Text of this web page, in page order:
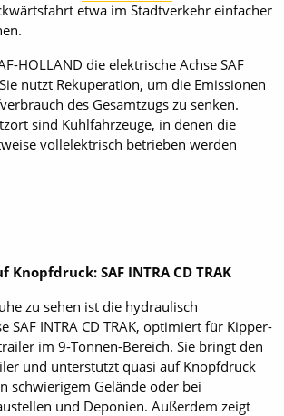
etwa im Stadtverkehr einfacher
HOLLAND die elektrische Achse SAF
nutzt Rekuperation, um die Emissionen
des Gesamtzugs zu senken.
sind Kühlfahrzeuge, in denen die
vollelektrisch betrieben werden
SAF INTRA CD TRAK
zu sehen ist die hydraulisch
SAF INTRA CD TRAK, optimiert für Kipper-
im 9-Tonnen-Bereich. Sie bringt den
und unterstützt quasi auf Knopfdruck
schwierigem Gelände oder bei
und Deponien. Außerdem zeigt